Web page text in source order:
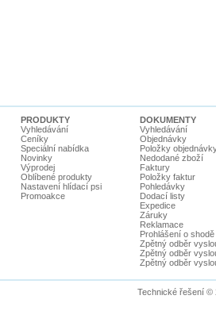
PRODUKTY
Vyhledávání
Ceníky
Speciální nabídka
Novinky
Výprodej
Oblíbené produkty
Nastavení hlídací psi
Promoakce
DOKUMENTY
Vyhledávání
Objednávky
Položky
Nedodané zboží
Faktury
Položky faktur
Pohledávky
Dodací listy
Expedice
Záruky
Reklamace
Prohlášení o shodě
Zpětný odběr
Zpětný odběr
Zpětný odběr
Technické řešení ©